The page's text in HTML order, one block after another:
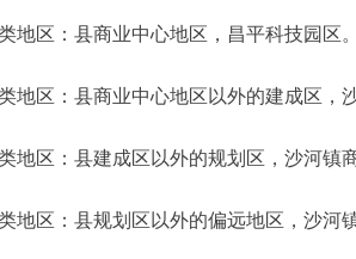
区：县商业中心地区，昌平科技园区
区：县商业中心地区以外的建成区，
区：县建成区以外的规划区，沙河镇
区：县规划区以外的偏远地区，沙河